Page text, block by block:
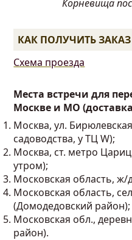
Корневища
КАК ПОЛУЧИТЬ
Схема проезда
Места встречи для
Москве и МО
Москва, ул.
садоводства, у ТЦ W);
Москва, ст. метро
утром);
Московская область, ж/
Московская область,
(Домодедовский район);
Московская обл.,
район).